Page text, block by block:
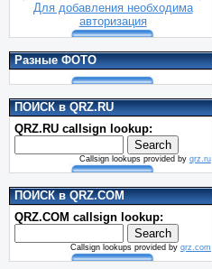
Для добавления необходима
авторизация
Разные ФОТО
ПОИСК в QRZ.RU
QRZ.RU callsign lookup:
Callsign lookups provided by qrz.ru
ПОИСК в QRZ.COM
QRZ.COM callsign lookup:
Callsign lookups provided by qrz.com